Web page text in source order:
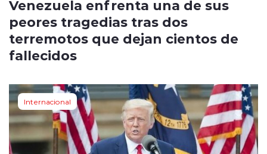
Venezuela enfrenta una de sus
peores tragedias tras dos
terremotos que dejan cientos de
fallecidos
Internacional